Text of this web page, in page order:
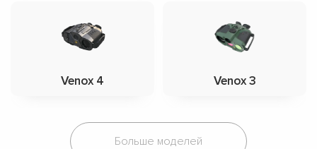
Venox 4 Venox 3
Больше моделей